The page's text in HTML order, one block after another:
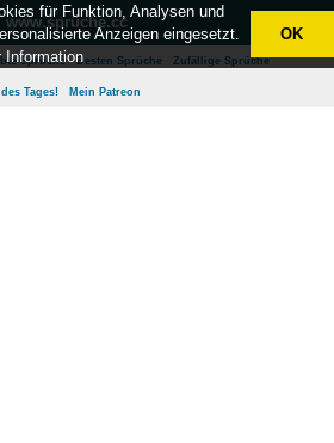
www.sprüche.cc
Sprüche Besten Sprüche Zufällige Sprüche
Tages! Mein Patreon
für Funktion, Analysen und
Anzeigen eingesetzt.
Information
OK